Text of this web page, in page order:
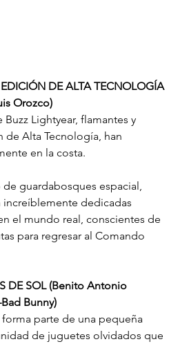
DE ALTA TECNOLOGÍA
Orozco)
Lightyear, flamantes y
de Alta Tecnología, han
en la costa.
guardabosques espacial,
increíblemente dedicadas
el mundo real, conscientes de
para regresar al Comando
DE SOL (Benito Antonio
Bunny)
forma parte de una pequeña
de juguetes olvidados que